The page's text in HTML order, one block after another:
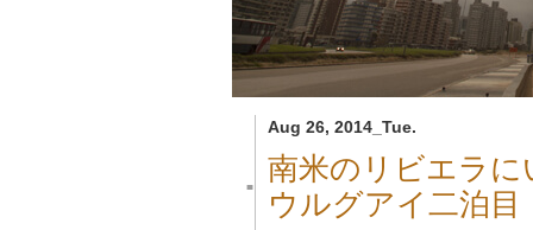
Aug 26, 2014_Tue.
■
南米のリビエラに
ウルグアイ二泊目